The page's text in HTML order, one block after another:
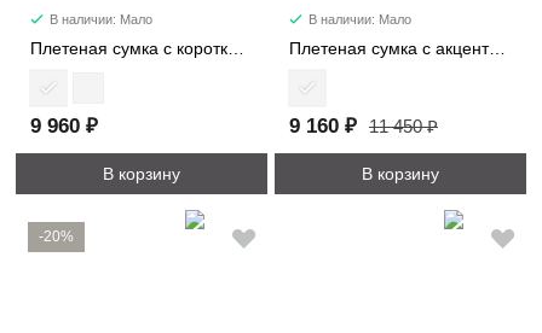
В наличии: Мало
9 960 ₽
В корзину
В наличии: Мало
Плетеная сумка с акцентной фурнитурой 8065
9 160 ₽ 11 450 ₽
В корзину
-20%